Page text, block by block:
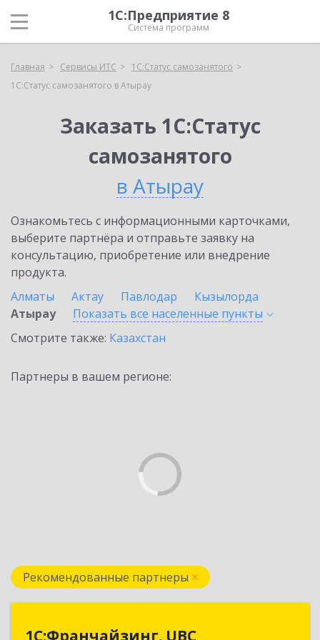
1С:Предприятие 8
Система программ
Главная Сервисы ИТС
1С:Статус самозанятого
1С:Статус самозанятого в Атырау
Заказать 1С:Статус
самозанятого
в Атырау
Ознакомьтесь с информационными карточками,
выберите партнёра и отправьте заявку на
консультацию, приобретение или внедрение
продукта.
Алматы
Актау Павлодар
Кызылорда
Атырау
Показать все населенные пункты
Смотрите также: Казахстан
Партнеры в вашем регионе:
Рекомендованные партнеры
1С:Франчайзинг. UBC